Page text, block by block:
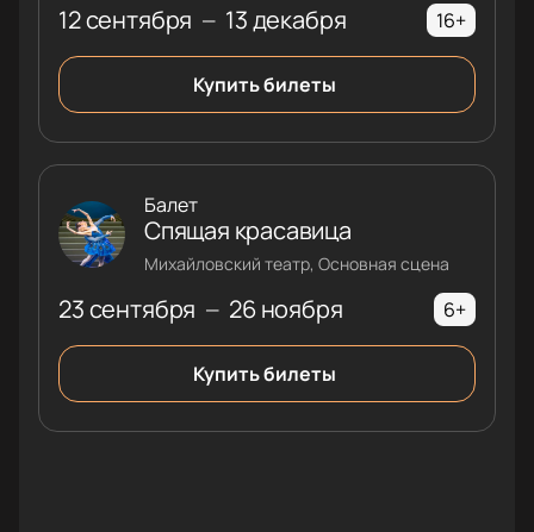
12 сентября — 13 декабря 16+
Купить билеты
23 сентября — 26 ноября
Балет
Спящая красавица
Михайловский театр, Основная сцена
6+
Купить билеты